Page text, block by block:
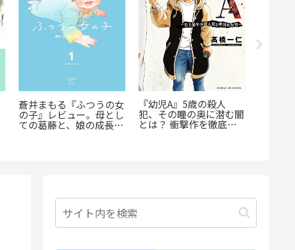
『斜陽に恋う』憧れの先
輩が恋したのは「弟の彼
氏」だった…？切なすぎ
る青春BL
《65歳の老人が超人
に！？》『山岳超人マツ
オカ』のあらすじ紹介：